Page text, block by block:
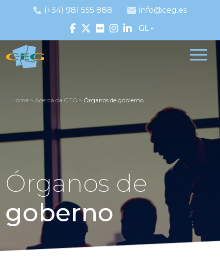
(+34) 981 555 888
info@ceg.es
GL
Home> Acerca da CEG > Órganos de gobierno
Órganos de
goberno